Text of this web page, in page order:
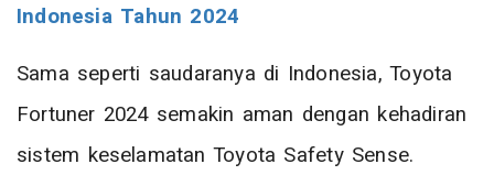
Indonesia Tahun 2024
Sama seperti saudaranya di Indonesia, Toyota
Fortuner 2024 semakin aman dengan kehadiran
sistem keselamatan Toyota Safety Sense.